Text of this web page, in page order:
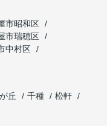
市昭和区
市瑞穂区
中村区
丘 千種
松軒